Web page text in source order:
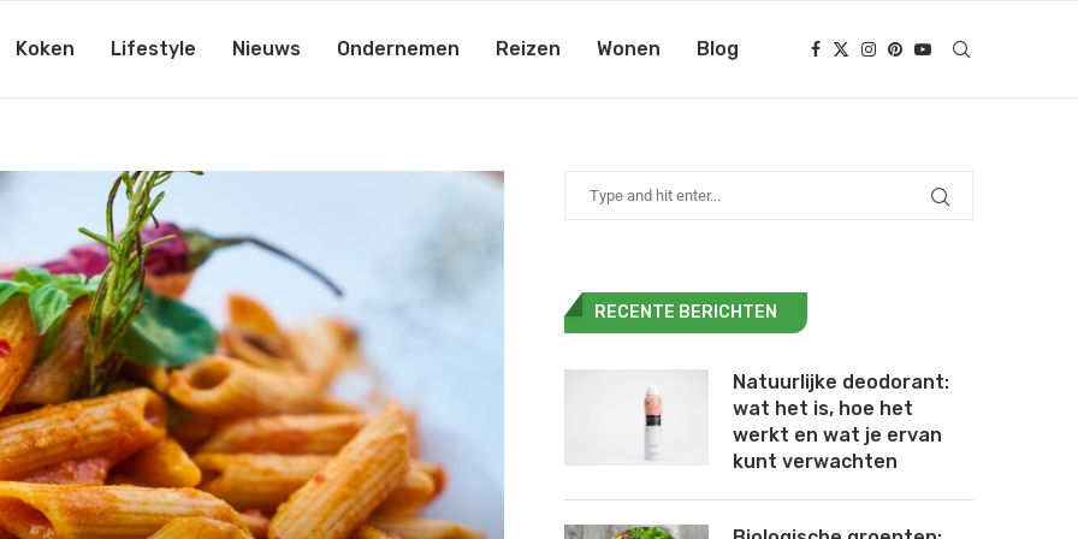
Koken Lifestyle Nieuws Ondernemen Reizen Wonen Blog
RECENTE BERICHTEN
Natuurlijke deodorant:
wat het is, hoe het
werkt en wat je ervan
kunt verwachten